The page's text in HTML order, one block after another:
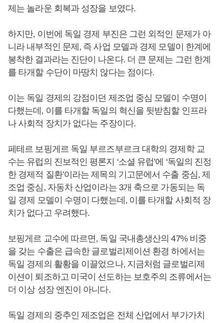
제는 놀라운 회복과 성장을 보였다.
하지만, 이번에 독일 경제 부진은 그런 외적인 문제가 아
니라 내부적인 문제, 즉 사업 모델과 경제 모델이 한계에
봉착한 결과라는 진단이 나온다. 더 큰 문제는 그런 한계
를 타개할 수단이 마땅치 않다는 점이다.
이는 독일 경제의 강점이던 제조업 중심 모델이 수명이
다했는데, 이를 타개할 독일의 혁신을 뒷받침할 인프라
나 사회적 장치가 없다는 주장이다.
페테르 보핑게르 독일 부르즈부르크 대학의 경제학 교
수는 유럽의 진보적인 평론지 ‘소셜 유럽’에 ‘독일의 진정
한 경제적 질환’이라는 제목의 기고문에서 수출 중심, 제
조업 중심, 자동차 산업이라는 3개 축으로 가동되는 독
일 경제 모델이 수명이 다했는데, 이를 타개할 사회적 장
치가 없다고 우려했다.
보핑게르 교수에 따르면, 독일 국내총생산의 47% 비중
을 갖는 수출은 급속한 글로벌리제이션 환경 하에서는
독일 경제의 활황을 이끌었으나, 지금처럼 글로벌리제
이션이 퇴조하고 미국이 선도하는 보호주의 조류에서는
더 이상 성장 엔진이 아니다.
독일 경제의 중추인 제조업은 전체 산업에서 부가가치